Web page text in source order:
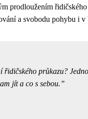
prodloužením
a svobodu pohybu i v
řidičského průkazu?
jít a co s sebou.